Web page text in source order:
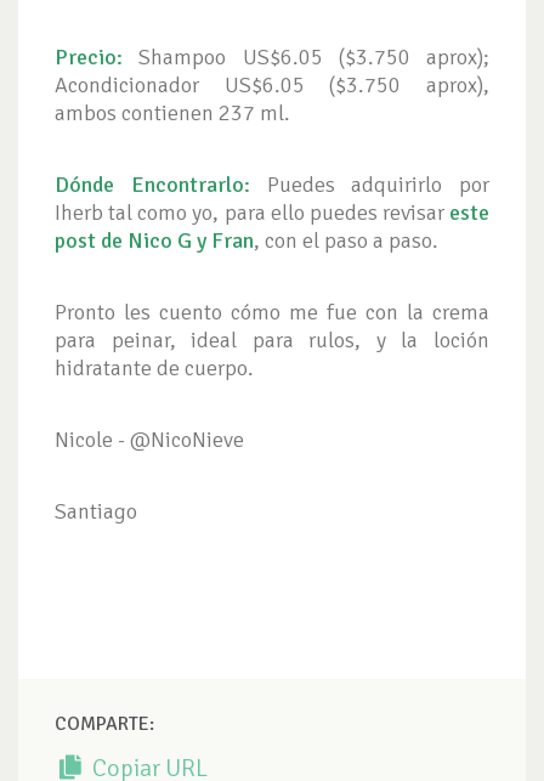
Precio: Shampoo US$6.05 ($3.750 aprox);
Acondicionador US$6.05 ($3.750 aprox),
ambos contienen 237 ml.
Dónde Encontrarlo: Puedes adquirirlo por
Iherb tal como yo, para ello puedes revisar este
post de Nico G y Fran, con el paso a paso.
Pronto les cuento cómo me fue con la crema
para peinar, ideal para rulos, y la loción
hidratante de cuerpo.
Nicole - @NicoNieve
Santiago
COMPARTE:
Copiar URL